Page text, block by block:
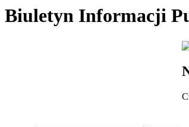
Biuletyn Informacji